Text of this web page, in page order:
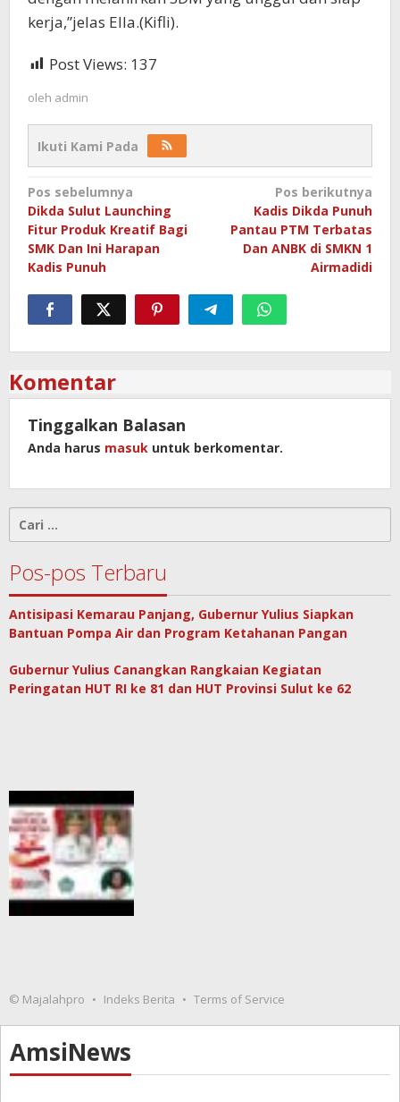
kerja,”jelas Ella.(Kifli).
Post Views: 137
oleh admin
Ikuti Kami Pada
Navigasi
pos
Pos sebelumnya
Dikda Sulut Launching
Fitur Produk Kreatif Bagi
SMK Dan Ini Harapan
Kadis Punuh
Pos berikutnya
Kadis Dikda Punuh
Pantau PTM Terbatas
Dan ANBK di SMKN 1
Airmadidi
Komentar
Tinggalkan Balasan
Anda harus masuk untuk berkomentar.
untuk:
Pos-pos Terbaru
Antisipasi Kemarau Panjang, Gubernur Yulius Siapkan
Bantuan Pompa Air dan Program Ketahanan Pangan
Gubernur Yulius Canangkan Rangkaian Kegiatan
Peringatan HUT RI ke 81 dan HUT Provinsi Sulut ke 62
© Majalahpro Indeks Berita Terms of Service
AmsiNews